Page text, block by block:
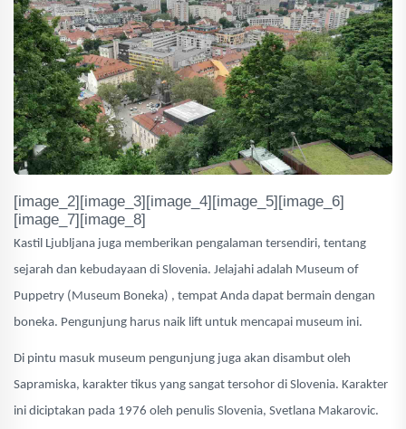
[image_2][image_3][image_4][image_5][image_6]
[image_7][image_8]
Kastil Ljubljana juga memberikan pengalaman tersendiri, tentang
sejarah dan kebudayaan di Slovenia. Jelajahi adalah Museum of
Puppetry (Museum Boneka) , tempat Anda dapat bermain dengan
boneka. Pengunjung harus naik lift untuk mencapai museum ini.
Di pintu masuk museum pengunjung juga akan disambut oleh
Sapramiska, karakter tikus yang sangat tersohor di Slovenia. Karakter
ini diciptakan pada 1976 oleh penulis Slovenia, Svetlana Makarovic.